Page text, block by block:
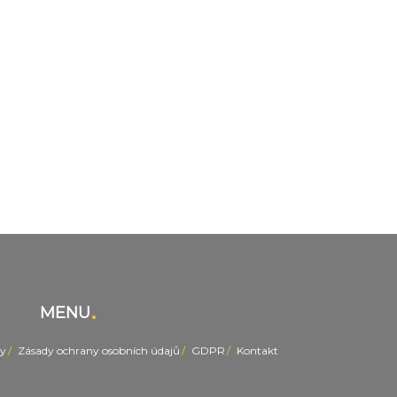
MENU
Zásady ochrany osobních údajů GDPR Kontakt